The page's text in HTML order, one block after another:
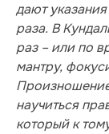
дают
раза. В
раз – или по
мантру,
научиться
который к